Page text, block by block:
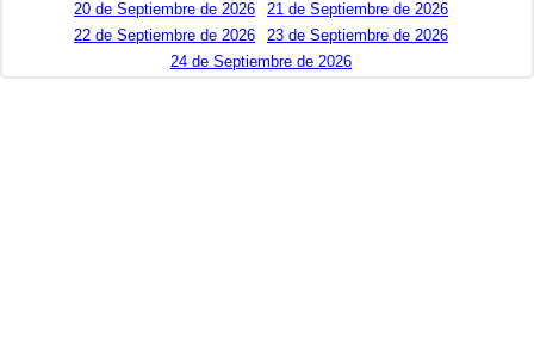
20 de Septiembre de 2026
21 de Septiembre de 2026
22 de Septiembre de 2026
23 de Septiembre de 2026
24 de Septiembre de 2026